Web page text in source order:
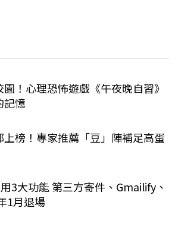
！心理恐怖遊戲《午夜晚自習》
記憶
上榜！專家推薦「豆」陣補足高蛋
3大功能 第三方寄件、Gmailify、
1月退場